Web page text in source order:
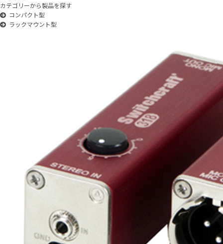
カテゴリーから製品を探す
コンパクト型
ラックマウント型